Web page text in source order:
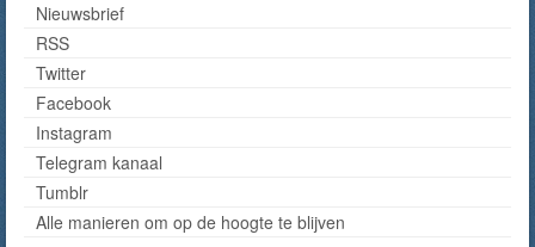
Nieuwsbrief
RSS
Twitter
Facebook
Instagram
Telegram kanaal
Tumblr
Alle manieren om op de hoogte te blijven